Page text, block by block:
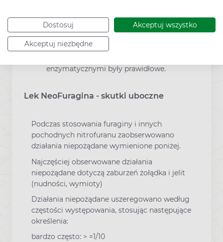
Dostosuj Akceptuj wszystko
Akceptuj niezbędne
moczu z użyciem roztworu siarczanu
miedzi (np. roztworu Benedicta,
Fehlinga). Wyniki oznaczeń glukozy w
enzymatycznymi były prawidłowe.
Lek NeoFuragina - skutki uboczne
Podczas stosowania furaginy i innych
pochodnych nitrofuranu zaobserwowano
działania niepożądane wymienione poniżej.
Najczęściej obserwowane działania
niepożądane dotyczą zaburzeń żołądka i jelit
(nudności, wymioty)
Działania niepożądane uszeregowano według
częstości występowania, stosując następujące
określenia:
bardzo często: > =1/10